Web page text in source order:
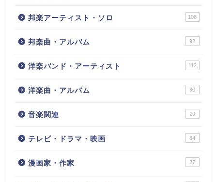
邦楽アーティスト・ソロ 108
邦楽曲・アルバム 92
洋楽バンド・アーティスト 112
洋楽曲・アルバム 30
音楽関連 19
テレビ・ドラマ・映画 84
漫画家・作家 27